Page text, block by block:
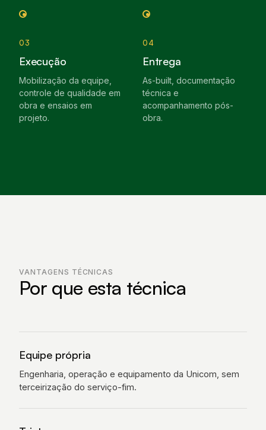
03
Execução
Mobilização da equipe,
controle de qualidade em
obra e ensaios em
projeto.
04
Entrega
As-built, documentação
técnica e
acompanhamento pós-
obra.
VANTAGENS TÉCNICAS
Por que esta técnica
Equipe própria
Engenharia, operação e equipamento da Unicom, sem
terceirização do serviço-fim.